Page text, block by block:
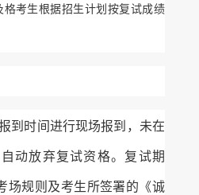
考生根据招生计划按复试成绩
到时间进行现场报到，未在
动放弃复试资格。复试期
场规则及考生所签署的《诚